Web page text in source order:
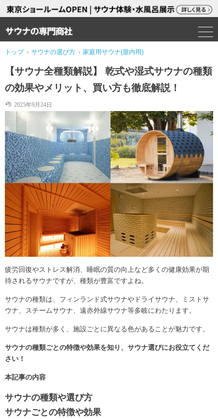
トップ › サウナの選び方 › 家庭用サウナ(屋内用)
【サウナ全種類解説】 乾式や湿式サウナの種類
の効果やメリット、買い方も徹底解説！
2025年9月24日
疲労回復やストレス解消、睡眠の質の向上など多くの健康効果が期
待されるサウナですが、種類が豊富ですよね。
サウナの種類は、フィンランド式サウナやドライサウナ、ミストサ
ウナ、スチームサウナ、遠赤外線サウナ等多岐にわたります。
サウナは種類が多く、施設ごとに異なる色があることが魅力です。
サウナの種類ごとの特徴や効果を知り、サウナ選びにお役立てくだ
さい！
本記事の内容
サウナの種類や選び方
サウナごとの特徴や効果